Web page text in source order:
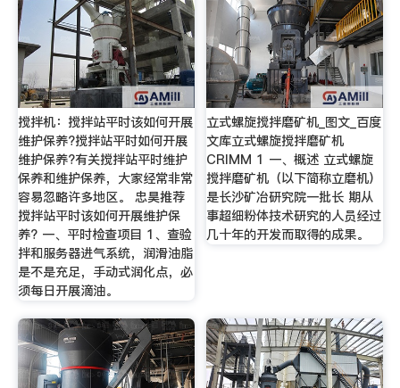
搅拌机：搅拌站平时该如何开展
维护保养?搅拌站平时如何开展
维护保养?有关搅拌站平时维护
保养和维护保养，大家经常非常
容易忽略许多地区。 忠昊推荐
搅拌站平时该如何开展维护保
养? 一、平时检查项目 1、查验
拌和服务器进气系统，润滑油脂
是不是充足，手动式润化点，必
须每日开展滴油。
立式螺旋搅拌磨矿机_图文_百度
文库立式螺旋搅拌磨矿机
CRIMM 1 一、概述 立式螺旋
搅拌磨矿机（以下简称立磨机）
是长沙矿冶研究院一批长 期从
事超细粉体技术研究的人员经过
几十年的开发而取得的成果。